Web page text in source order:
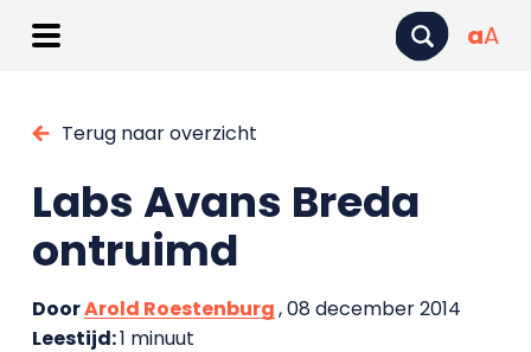
aA
Terug naar overzicht
Labs Avans Breda
ontruimd
DoorArold Roestenburg, 08 december 2014
Leestijd:1 minuut